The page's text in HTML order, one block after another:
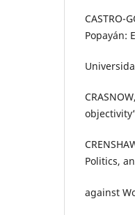
CASTRO-
Popayán:
Politics,
against